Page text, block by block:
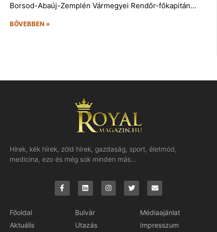
Borsod-Abaúj-Zemplén Vármegyei Rendőr-főkapitán…
BŐVEBBEN »
Hírek, kék hírek, zöld hírek, gazdaság, sport, életmód,
medicina, ezo és még sok minden más…
Főoldal
Aktuális
Bulvár
Utazás
Médiaajánlat
Impresszum